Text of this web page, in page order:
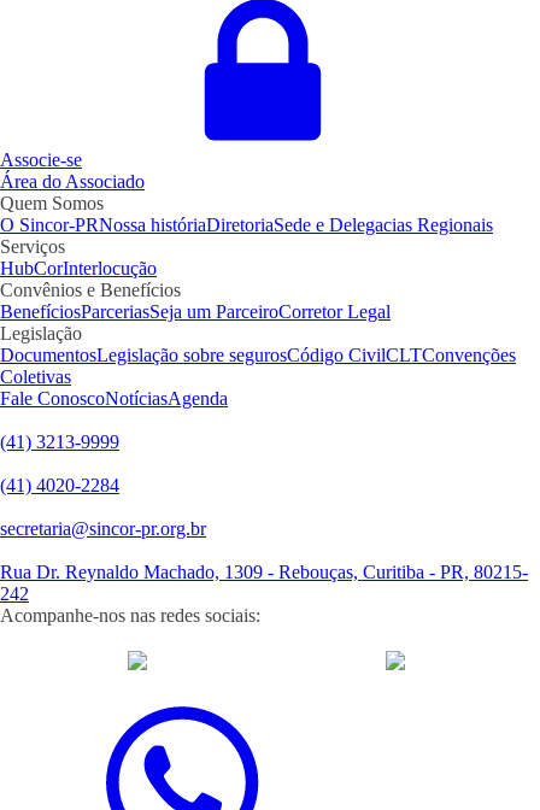
Associe-se
Área do Associado
Quem Somos
O Sincor-PRNossa históriaDiretoriaSede e Delegacias Regionais
Serviços
HubCorInterlocução
Convênios e Benefícios
BenefíciosParceriasSeja um ParceiroCorretor Legal
Legislação
DocumentosLegislação sobre segurosCódigo CivilCLTConvenções
Coletivas
Fale ConoscoNotíciasAgenda
(41) 3213-9999
(41) 4020-2284
secretaria@sincor-pr.org.br
Rua Dr. Reynaldo Machado, 1309 - Rebouças, Curitiba - PR, 80215-
242
Acompanhe-nos nas redes sociais: